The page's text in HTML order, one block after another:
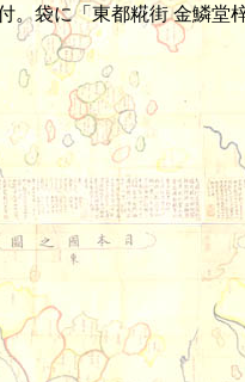
。袋に「東都糀街 金鱗堂